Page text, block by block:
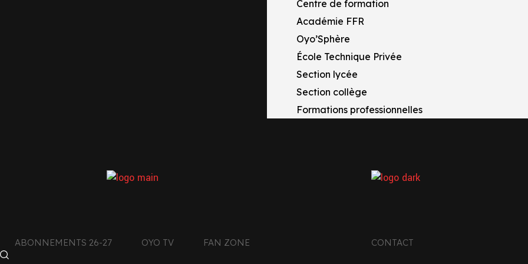
Centre de formation
Académie FFR
Oyo’Sphère
École Technique Privée
Section lycée
Section collège
Formations professionnelles
ABONNEMENTS 26-27 OYO TV FAN ZONE CONTACT